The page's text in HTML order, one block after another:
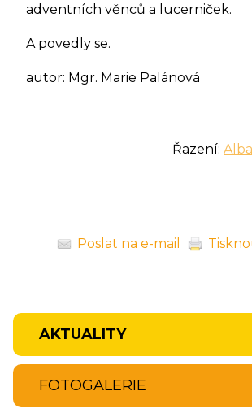
adventních věnců a lucerniček.
A povedly se.
autor: Mgr. Marie Palánová
Řazení: Alba
Poslat na e-mail
AKTUALITY
FOTOGALERIE